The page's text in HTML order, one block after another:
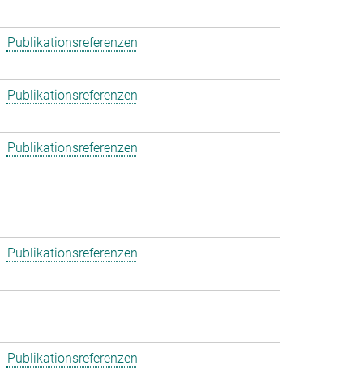
Publikationsreferenzen
Publikationsreferenzen
Publikationsreferenzen
Publikationsreferenzen
Publikationsreferenzen